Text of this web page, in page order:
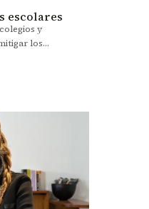
escolares
y
los